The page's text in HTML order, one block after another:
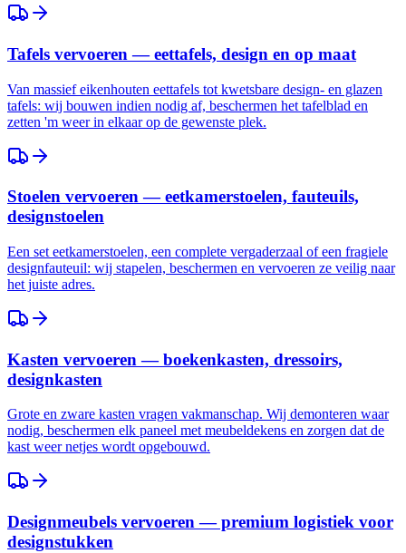
Tafels vervoeren — eettafels, design en op maat
Van massief eikenhouten eettafels tot kwetsbare design- en glazen
tafels: wij bouwen indien nodig af, beschermen het tafelblad en
zetten 'm weer in elkaar op de gewenste plek.
Stoelen vervoeren — eetkamerstoelen, fauteuils,
designstoelen
Een set eetkamerstoelen, een complete vergaderzaal of een fragiele
designfauteuil: wij stapelen, beschermen en vervoeren ze veilig naar
het juiste adres.
Kasten vervoeren — boekenkasten, dressoirs,
designkasten
Grote en zware kasten vragen vakmanschap. Wij demonteren waar
nodig, beschermen elk paneel met meubeldekens en zorgen dat de
kast weer netjes wordt opgebouwd.
Designmeubels vervoeren — premium logistiek voor
designstukken